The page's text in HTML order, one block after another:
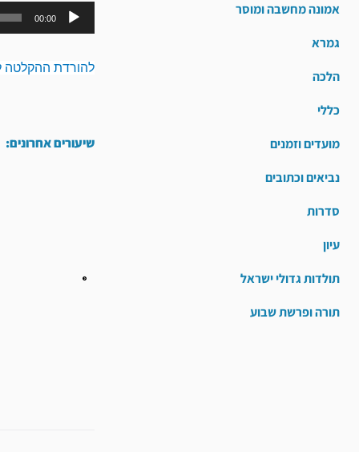
אמונה מחשבה ומוסר
גמרא
הלכה
כללי
מועדים וזמנים
נביאים וכתובים
סדרות
עיון
תולדות גדולי ישראל
תורה ופרשת שבוע
00:00
להורדת ההקלטה
שיעורים אחרונים: